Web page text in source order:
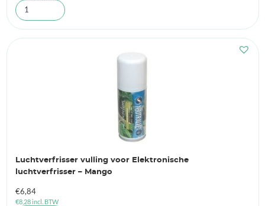
Luchtverfrisser vulling voor Elektronische
luchtverfrisser – Mango
€6,84
€8,28incl. BTW